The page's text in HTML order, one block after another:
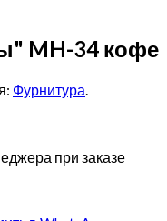
MH-34 кофе
Фурнитура.
при заказе